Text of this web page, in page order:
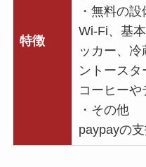
特徴
・無料の
Wi-Fi、基
ッカー、
ントースタ
コーヒー
・その他
paypayの